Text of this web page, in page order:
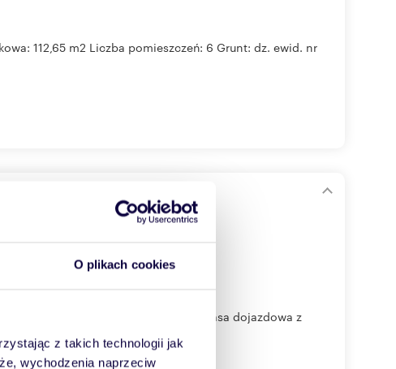
O plikach cookies
z takich technologii jak
wychodzenia naprzeciw
112,65 m2 Liczba pomieszczeń: 6 Grunt: dz. ewid. nr
w centrum Olkusza! Świetna trasa dojazdowa z